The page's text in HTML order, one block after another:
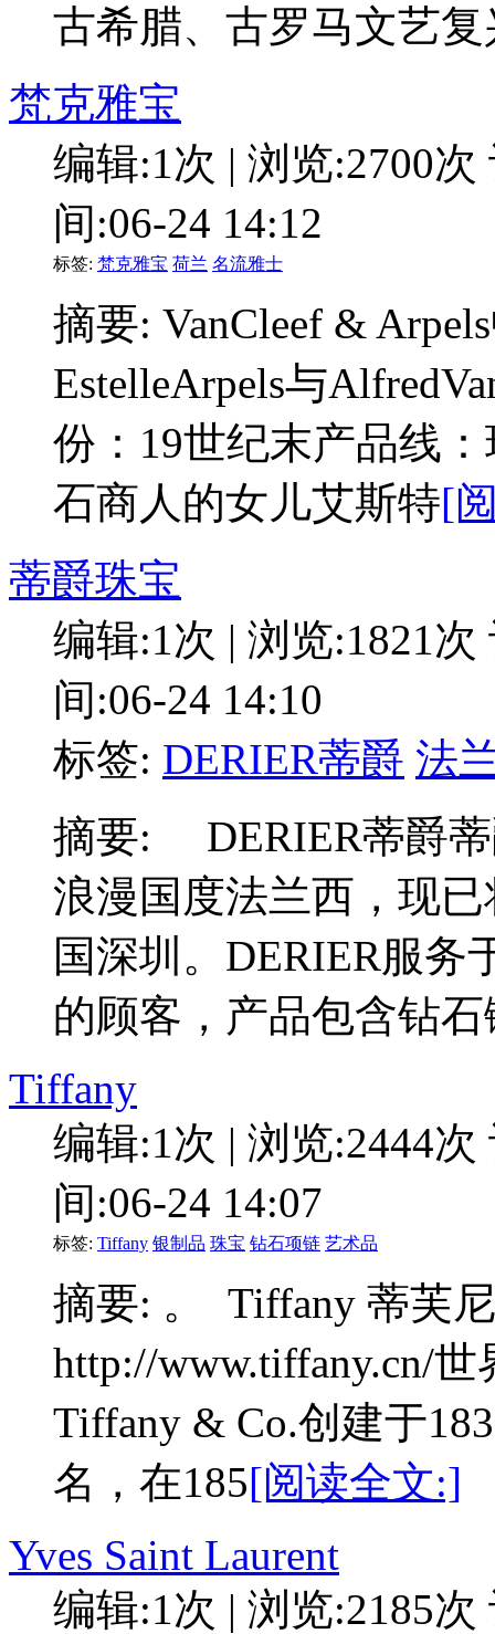
古希腊、古罗马文艺
梵克雅宝
编辑:1次 | 浏览:2700次
间:06-24 14:12
标签: 梵克雅宝 荷兰 名流雅士
摘要: VanCleef &
EstelleArpels与
份：19世纪末产品线
石商人的女儿艾斯特[
蒂爵珠宝
编辑:1次 | 浏览:1821次
间:06-24 14:10
标签: DERIER蒂爵 法
摘要: DERIER蒂爵
浪漫国度法兰西，现
国深圳。DERIER服务
的顾客，产品包含钻
Tiffany
编辑:1次 | 浏览:2444次
间:06-24 14:07
标签: Tiffany 银制品 珠宝 钻石项链 艺术品
摘要: 。 Tiffany 蒂芙
http://www.tiffany.cn/
Tiffany & Co.创建于
名，在185[阅读全文:]
Yves Saint Laurent
编辑:1次 | 浏览:2185次